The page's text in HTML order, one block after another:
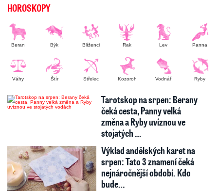
HOROSKOPY
Beran Býk Blíženci Rak Lev Panna
Váhy Štír Střelec Kozoroh Vodnář Ryby
Tarotskop na srpen: Berany
čeká cesta, Panny velká
změna a Ryby uvíznou ve
stojatých …
Výklad andělských karet na
srpen: Tato 3 znamení čeká
nejnáročnější období. Kdo
bude…